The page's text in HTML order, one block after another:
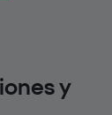
y